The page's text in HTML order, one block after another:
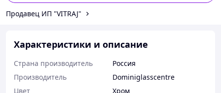
Продавец ИП "VITRAJ"
Характеристики и описание
Страна производитель
Россия
Производитель
Dominiglasscentre
Цвет
Хром